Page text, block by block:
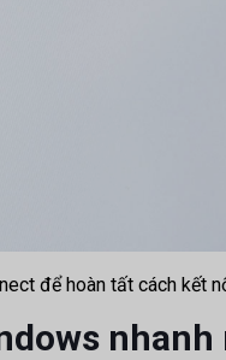
để hoàn tất cách
nhanh